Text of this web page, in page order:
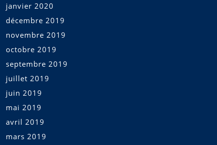
janvier 2020
décembre 2019
novembre 2019
octobre 2019
septembre 2019
juillet 2019
juin 2019
mai 2019
avril 2019
mars 2019